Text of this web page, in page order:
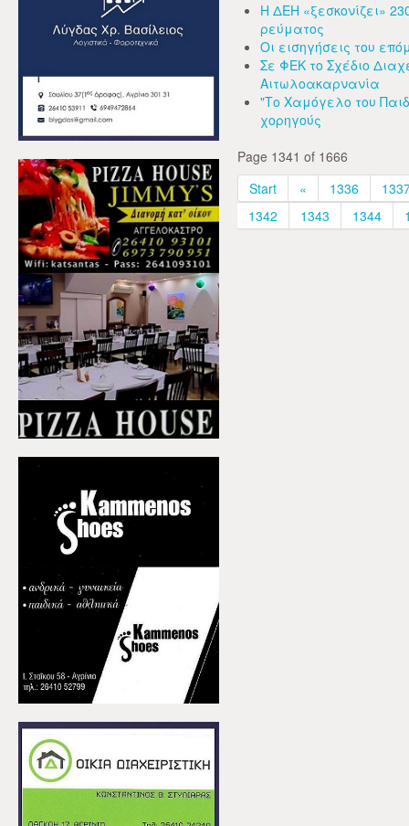
Η ΔΕΗ «ξεσκονίζει»
ρεύματος
Οι εισηγήσεις του
Σε ΦΕΚ το Σχέδιο
Αιτωλοακαρνανία
"Το Χαμόγελο του
χορηγούς
Page 1341 of 1666
Start
« 1336
1342
1343 1344